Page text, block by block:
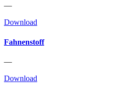
—
Download
Fahnenstoff
—
Download